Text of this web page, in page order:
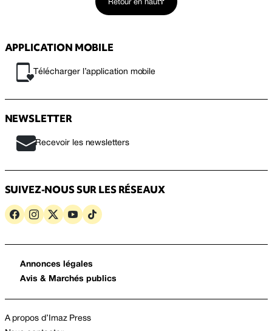
Retour en haut
APPLICATION MOBILE
Télécharger l’application mobile
NEWSLETTER
Recevoir les newsletters
SUIVEZ-NOUS SUR LES RÉSEAUX
Annonces légales
Avis & Marchés publics
A propos d’Imaz Press